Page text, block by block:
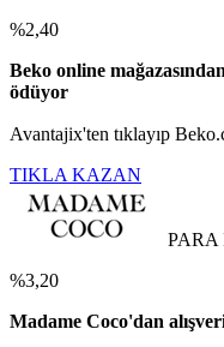
%2,40
Beko online
ödüyor
Avantajix'ten tıklayıp
TIKLA KAZAN
PARA
%3,20
Madame Coco'dan